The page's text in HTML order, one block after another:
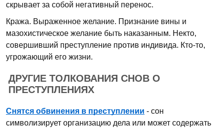
скрывает за собой негативный перенос.
Кража. Выраженное желание. Признание вины и
мазохистическое желание быть наказанным. Некто,
совершивший преступление против индивида. Кто-то,
угрожающий его жизни.
ДРУГИЕ ТОЛКОВАНИЯ СНОВ О
ПРЕСТУПЛЕНИЯХ
Снятся обвинения в преступлении - сон
символизирует организацию дела или может содержать